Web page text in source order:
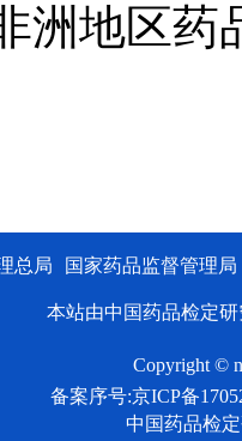
洲地区
总局 国家药品监督管理局
本站由中国药品检定
Copyright ©
备案序号:京ICP备
中国药品检